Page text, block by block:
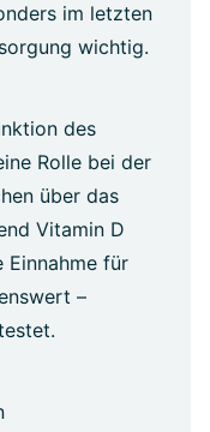
im letzten
wichtig.
des
Rolle bei der
über das
Vitamin D
Einnahme für
–